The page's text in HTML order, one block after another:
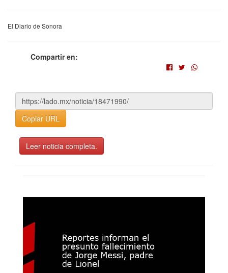
El Diario de Sonora
Compartir en:
Copiar URL
Leer noticia completa.